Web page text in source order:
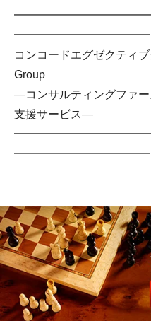
━━━━━━━━━━━━
コンコードエグゼクティ
Group
―コンサルティングファ
支援サービス―
━━━━━━━━━━━━